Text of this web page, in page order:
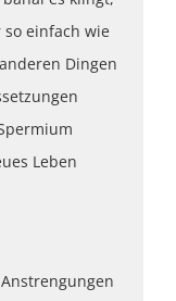
einfach wie
Dingen
Leben